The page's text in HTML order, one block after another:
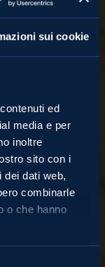
sui cookie
ed
media e per
inoltre
sito con i
dei dati web,
combinarle
o che hanno